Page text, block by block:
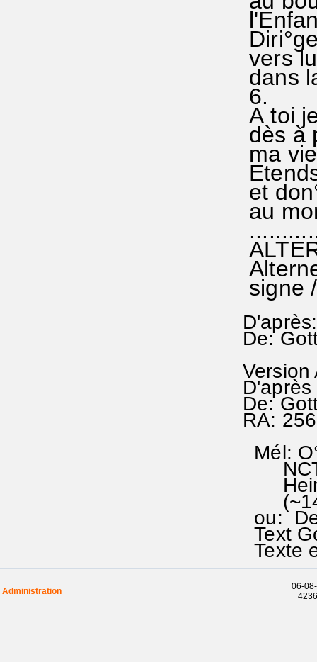
vers
dans
6.
A toi
dès à
ma
et
au
signe
De:
Version
De:
RA: 256
Mél:
ou:
Text
Texte
Administration
06-